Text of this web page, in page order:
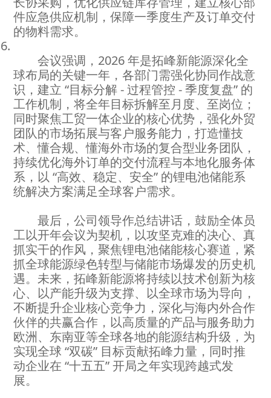
件应急供应机制，保障一季度生产及订单交付
的物料需求。
会议强调，2026 年是拓峰新能源深化全
球布局的关键一年，各部门需强化协同作战意
识，建立 “目标分解 - 过程管控 - 季度复盘” 的
工作机制，将全年目标拆解至月度、至岗位；
同时聚焦工贸一体企业的核心优势，强化外贸
团队的市场拓展与客户服务能力，打造懂技
术、懂合规、懂海外市场的复合型业务团队，
持续优化海外订单的交付流程与本地化服务体
系，以 “高效、稳定、安全” 的锂电池储能系
统解决方案满足全球客户需求。
最后，公司领导作总结讲话，鼓励全体员
工以开年会议为契机，以攻坚克难的决心、真
抓实干的作风，聚焦锂电池储能核心赛道，紧
抓全球能源绿色转型与储能市场爆发的历史机
遇。未来，拓峰新能源将持续以技术创新为核
心、以产能升级为支撑、以全球市场为导向，
不断提升企业核心竞争力，深化与海内外合作
伙伴的共赢合作，以高质量的产品与服务助力
欧洲、东南亚等全球各地的能源结构升级，为
实现全球 “双碳” 目标贡献拓峰力量，同时推
动企业在 “十五五” 开局之年实现跨越式发
展。